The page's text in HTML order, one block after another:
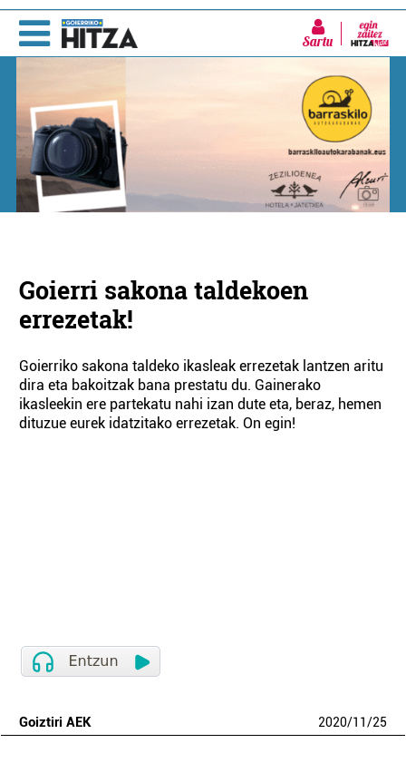
Sartu
Goierri sakona taldekoen
errezetak!
Goierriko sakona taldeko ikasleak errezetak lantzen aritu
dira eta bakoitzak bana prestatu du. Gainerako
ikasleekin ere partekatu nahi izan dute eta, beraz, hemen
dituzue eurek idatzitako errezetak. On egin!
Goiztiri AEK 2020/11/25